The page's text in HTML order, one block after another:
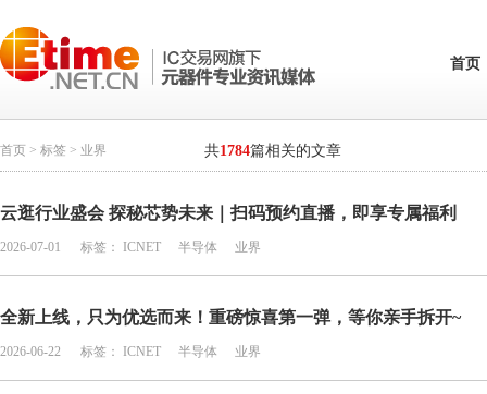
首页
首页 > 标签 > 业界 共1784篇相关的文章
云逛行业盛会 探秘芯势未来｜扫码预约直播，即享专属福利
2026-07-01 标签： ICNET 半导体 业界
全新上线，只为优选而来！重磅惊喜第一弹，等你亲手拆开~
2026-06-22 标签： ICNET 半导体 业界